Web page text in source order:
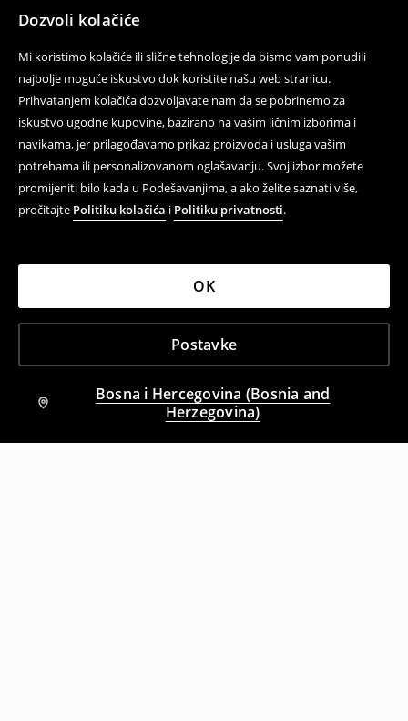
Dozvoli kolačiće
Mi koristimo kolačiće ili slične tehnologije da bismo vam ponudili
najbolje moguće iskustvo dok koristite našu web stranicu.
Prihvatanjem kolačića dozvoljavate nam da se pobrinemo za
iskustvo ugodne kupovine, bazirano na vašim ličnim izborima i
navikama, jer prilagođavamo prikaz proizvoda i usluga vašim
potrebama ili personalizovanom oglašavanju. Svoj izbor možete
promijeniti bilo kada u Podešavanjima, a ako želite saznati više,
pročitajte Politiku kolačića i Politiku privatnosti.
Postavke
OK
Bosna i Hercegovina (Bosnia and
Herzegovina)